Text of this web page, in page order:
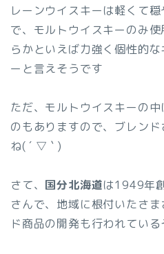
レーンウイスキーは軽くて
で、モルトウイスキーのみ
らかといえば力強く個性的
ーと言えそうです
ただ、モルトウイスキーの
のもありますので、ブレン
ね( ´ ▽ ` )
さて、 国分北海道は1949年
さんで、地域に根付いたさ
ド商品の開発も行われてい